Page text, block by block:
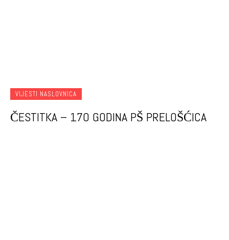
VIJESTI NASLOVNICA
ČESTITKA – 170 GODINA PŠ PRELOŠĆICA